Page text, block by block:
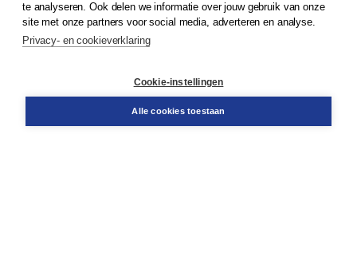
Klantenservice
Service & informatie
Contact
te analyseren. Ook delen we informatie over jouw gebruik van onze
site met onze partners voor social media, adverteren en analyse.
Privacy- en cookieverklaring
Cookie-instellingen
Alle cookies toestaan